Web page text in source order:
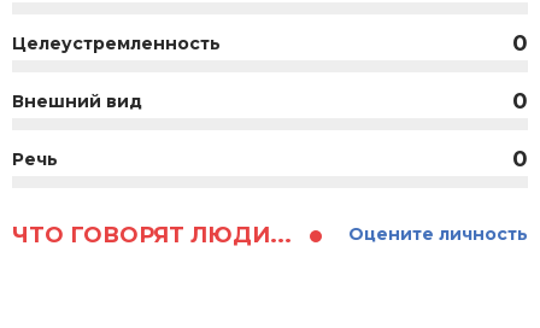
Целеустремленность 0
Внешний вид 0
Речь 0
ЧТО ГОВОРЯТ ЛЮДИ... Оцените личность